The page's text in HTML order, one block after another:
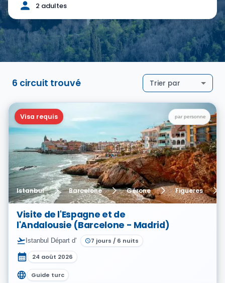
2 adultes
6 circuit trouvé Trier par
Visa requis par personne
Istanbul Barcelone Gérone Figueres
Visite de l'Espagne et de
l'Andalousie (Barcelone - Madrid)
Istanbul Départ d' 7 jours / 6 nuits
24 août 2026
Guide turc